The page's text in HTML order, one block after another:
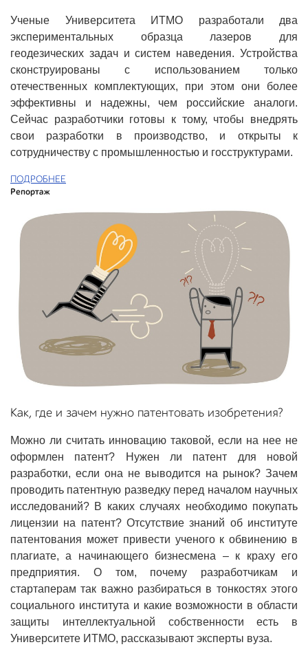
Ученые Университета ИТМО разработали два
экспериментальных образца лазеров для
геодезических задач и систем наведения. Устройства
сконструированы с использованием только
отечественных комплектующих, при этом они более
эффективны и надежны, чем российские аналоги.
Сейчас разработчики готовы к тому, чтобы внедрять
свои разработки в производство, и открыты к
сотрудничеству с промышленностью и госструктурами.
ПОДРОБНЕЕ
Репортаж
Как, где и зачем нужно патентовать изобретения?
Можно ли считать инновацию таковой, если на нее не
оформлен патент? Нужен ли патент для новой
разработки, если она не выводится на рынок? Зачем
проводить патентную разведку перед началом научных
исследований? В каких случаях необходимо покупать
лицензии на патент? Отсутствие знаний об институте
патентования может привести ученого к обвинению в
плагиате, а начинающего бизнесмена – к краху его
предприятия. О том, почему разработчикам и
стартаперам так важно разбираться в тонкостях этого
социального института и какие возможности в области
защиты интеллектуальной собственности есть в
Университете ИТМО, рассказывают эксперты вуза.